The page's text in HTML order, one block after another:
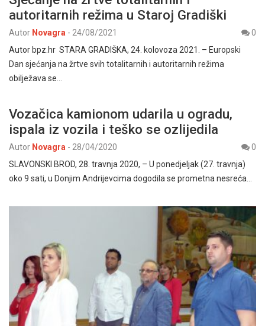
autoritarnih režima u Staroj Gradiški
Autor Novagra - 24/08/2021
0
Autor bpz.hr STARA GRADIŠKA, 24. kolovoza 2021. – Europski
Dan sjećanja na žrtve svih totalitarnih i autoritarnih režima
obilježava se…
Vozačica kamionom udarila u ogradu,
ispala iz vozila i teško se ozlijedila
Autor Novagra - 28/04/2020
0
SLAVONSKI BROD, 28. travnja 2020, – U ponedjeljak (27. travnja)
oko 9 sati, u Donjim Andrijevcima dogodila se prometna nesreća…